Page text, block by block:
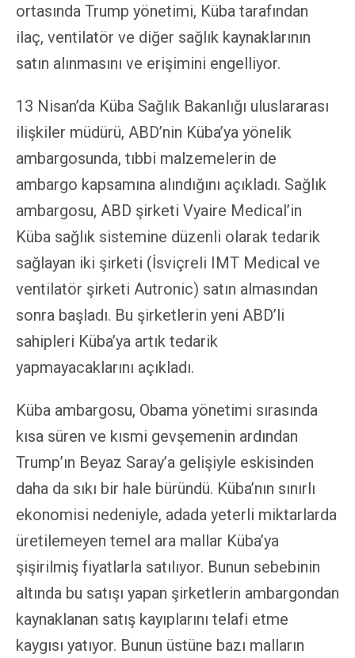
ortasında Trump yönetimi, Küba tarafından
ilaç, ventilatör ve diğer sağlık kaynaklarının
satın alınmasını ve erişimini engelliyor.
13 Nisan’da Küba Sağlık Bakanlığı uluslararası
ilişkiler müdürü, ABD’nin Küba’ya yönelik
ambargosunda, tıbbi malzemelerin de
ambargo kapsamına alındığını açıkladı. Sağlık
ambargosu, ABD şirketi Vyaire Medical’in
Küba sağlık sistemine düzenli olarak tedarik
sağlayan iki şirketi (İsviçreli IMT Medical ve
ventilatör şirketi Autronic) satın almasından
sonra başladı. Bu şirketlerin yeni ABD’li
sahipleri Küba’ya artık tedarik
yapmayacaklarını açıkladı.
Küba ambargosu, Obama yönetimi sırasında
kısa süren ve kısmi gevşemenin ardından
Trump’ın Beyaz Saray’a gelişiyle eskisinden
daha da sıkı bir hale büründü. Küba’nın sınırlı
ekonomisi nedeniyle, adada yeterli miktarlarda
üretilemeyen temel ara mallar Küba’ya
şişirilmiş fiyatlarla satılıyor. Bunun sebebinin
altında bu satışı yapan şirketlerin ambargondan
kaynaklanan satış kayıplarını telafi etme
kaygısı yatıyor. Bunun üstüne bazı malların